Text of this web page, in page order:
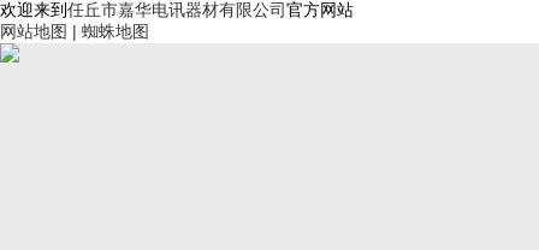
欢迎来到任丘市嘉华电讯器材有限公司官方网站
网站地图 | 蜘蛛地图